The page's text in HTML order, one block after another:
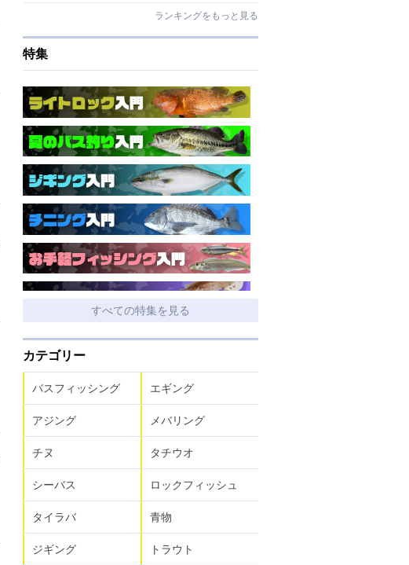
ランキングをもっと見る
特集
すべての特集を見る
カテゴリー
バスフィッシング エギング
アジング メバリング
チヌ タチウオ
シーバス ロックフィッシュ
タイラバ 青物
ジギング トラウト